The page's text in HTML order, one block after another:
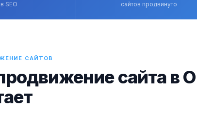
SEO сайтов продвинуто
САЙТОВ
сайта в